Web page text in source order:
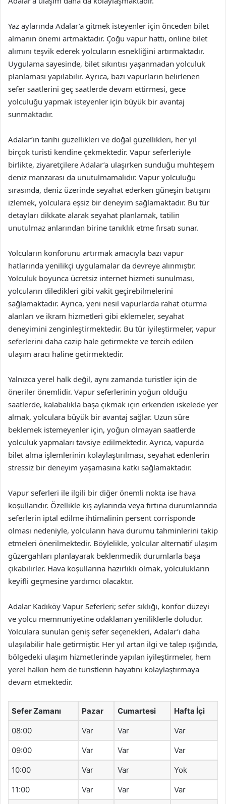
Yaz aylarında Adalar’a gitmek isteyenler için önceden bilet
almanın önemi artmaktadır. Çoğu vapur hattı, online bilet
alımını teşvik ederek yolcuların esnekliğini artırmaktadır.
Uygulama sayesinde, bilet sıkıntısı yaşanmadan yolculuk
planlaması yapılabilir. Ayrıca, bazı vapurların belirlenen
sefer saatlerini geç saatlerde devam ettirmesi, gece
yolculuğu yapmak isteyenler için büyük bir avantaj
sunmaktadır.
Adalar’ın tarihi güzellikleri ve doğal güzellikleri, her yıl
birçok turisti kendine çekmektedir. Vapur seferleriyle
birlikte, ziyaretçilere Adalar’a ulaşırken sunduğu muhteşem
deniz manzarası da unutulmamalıdır. Vapur yolculuğu
sırasında, deniz üzerinde seyahat ederken güneşin batışını
izlemek, yolculara eşsiz bir deneyim sağlamaktadır. Bu tür
detayları dikkate alarak seyahat planlamak, tatilin
unutulmaz anlarından birine tanıklık etme fırsatı sunar.
Yolcuların konforunu artırmak amacıyla bazı vapur
hatlarında yenilikçi uygulamalar da devreye alınmıştır.
Yolculuk boyunca ücretsiz internet hizmeti sunulması,
yolcuların diledikleri gibi vakit geçirebilmelerini
sağlamaktadır. Ayrıca, yeni nesil vapurlarda rahat oturma
alanları ve ikram hizmetleri gibi eklemeler, seyahat
deneyimini zenginleştirmektedir. Bu tür iyileştirmeler, vapur
seferlerini daha cazip hale getirmekte ve tercih edilen
ulaşım aracı haline getirmektedir.
Yalnızca yerel halk değil, aynı zamanda turistler için de
öneriler önemlidir. Vapur seferlerinin yoğun olduğu
saatlerde, kalabalıkla başa çıkmak için erkenden iskelede yer
almak, yolculara büyük bir avantaj sağlar. Uzun süre
beklemek istemeyenler için, yoğun olmayan saatlerde
yolculuk yapmaları tavsiye edilmektedir. Ayrıca, vapurda
bilet alma işlemlerinin kolaylaştırılması, seyahat edenlerin
stressiz bir deneyim yaşamasına katkı sağlamaktadır.
Vapur seferleri ile ilgili bir diğer önemli nokta ise hava
koşullarıdır. Özellikle kış aylarında veya fırtına durumlarında
seferlerin iptal edilme ihtimalinin persent corrisponde
olması nedeniyle, yolcuların hava durumu tahminlerini takip
etmeleri önerilmektedir. Böylelikle, yolcular alternatif ulaşım
güzergahları planlayarak beklenmedik durumlarla başa
çıkabilirler. Hava koşullarına hazırlıklı olmak, yolculukların
keyifli geçmesine yardımcı olacaktır.
Adalar Kadıköy Vapur Seferleri; sefer sıklığı, konfor düzeyi
ve yolcu memnuniyetine odaklanan yeniliklerle doludur.
Yolculara sunulan geniş sefer seçenekleri, Adalar’ı daha
ulaşılabilir hale getirmiştir. Her yıl artan ilgi ve talep ışığında,
bölgedeki ulaşım hizmetlerinde yapılan iyileştirmeler, hem
yerel halkın hem de turistlerin hayatını kolaylaştırmaya
devam etmektedir.
Sefer Zamanı Pazar Cumartesi Hafta İçi
08:00 Var Var Var
09:00 Var Var Var
10:00 Var Var Yok
11:00 Var Var Var